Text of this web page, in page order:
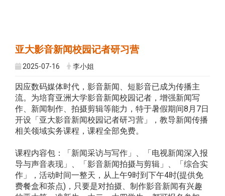
亚大影音新闻校园记者研习营
2025-07-16 李小姐
因应数码媒体时代，影音新闻、短影音已成为传播主
流。为培育亚洲大学影音新闻校园记者，增强新闻写
作、新闻制作、拍摄剪辑等能力，特于暑假期间8月7日
开设「亚大影音新闻校园记者研习营」，教导新闻传播
相关领域实务课程，课程全部免费。
课程内容包：「新闻采访与写作」、「电视新闻深入报
导与声音表现」、「影音新闻拍摄与剪辑」、「综合实
作」，活动时间一整天，从上午9时到下午4时(提供免
费餐盒和茶点)，只要是对拍摄、制作影音新闻有兴趣